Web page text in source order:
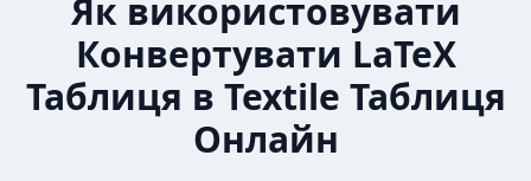
Як використовувати
Конвертувати LaTeX
Таблиця в Textile Таблиця
Онлайн